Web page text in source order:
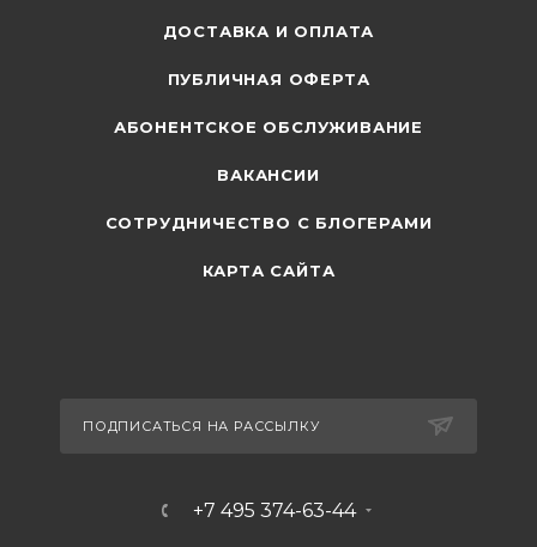
ДОСТАВКА И ОПЛАТА
ПУБЛИЧНАЯ ОФЕРТА
АБОНЕНТСКОЕ ОБСЛУЖИВАНИЕ
ВАКАНСИИ
СОТРУДНИЧЕСТВО С БЛОГЕРАМИ
КАРТА САЙТА
ПОДПИСАТЬСЯ НА РАССЫЛКУ
+7 495 374-63-44